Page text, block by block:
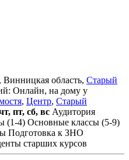
, Винницкая область, Старый
Онлайн, на дому у
, Центр, Старый
пт, сб, вс Аудитория
(1-4) Основные классы (5-9)
Подготовка к ЗНО
старших курсов